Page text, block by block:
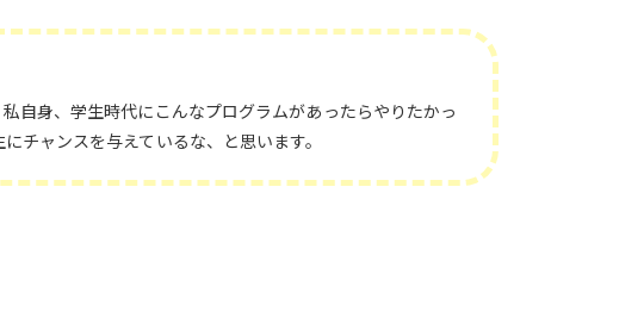
自身、学生時代にこんなプログラムがあったらやりたかっ
チャンスを与えているな、と思います。